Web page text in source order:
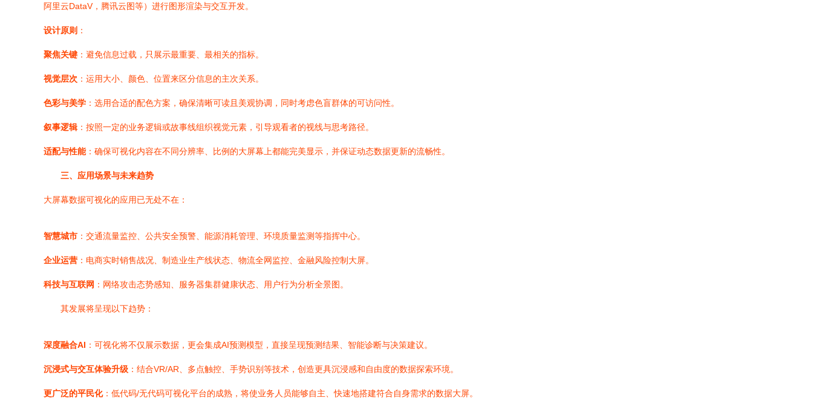
阿里云DataV，腾讯云图等）进行图形渲染与交互开发。
设计原则 ：
聚焦关键 ：避免信息过载，只展示最重要、最相关的指标。
视觉层次 ：运用大小、颜色、位置来区分信息的主次关系。
色彩与美学 ：选用合适的配色方案，确保清晰可读且美观协调，同时考虑色盲群体的可访问性。
叙事逻辑 ：按照一定的业务逻辑或故事线组织视觉元素，引导观看者的视线与思考路径。
适配与性能：确保可视化内容在不同分辨率、比例的大屏幕上都能完美显示，并保证动态数据更新的流畅性。
三、应用场景与未来趋势
大屏幕数据可视化的应用已无处不在：
智慧城市 ：交通流量监控、公共安全预警、能源消耗管理、环境质量监测等指挥中心。
企业运营 ：电商实时销售战况、制造业生产线状态、物流全网监控、金融风险控制大屏。
科技与互联网 ：网络攻击态势感知、服务器集群健康状态、用户行为分析全景图。
其发展将呈现以下趋势：
深度融合AI ：可视化将不仅展示数据，更会集成AI预测模型，直接呈现预测结果、智能诊断与决策建议。
沉浸式与交互体验升级 ：结合VR/AR、多点触控、手势识别等技术，创造更具沉浸感和自由度的数据探索环境。
更广泛的平民化：低代码/无代码可视化平台的成熟，将使业务人员能够自主、快速地搭建符合自身需求的数据大屏。